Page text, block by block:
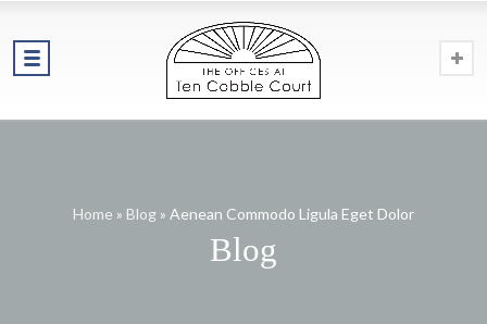
Home » Blog » Aenean Commodo Ligula Eget Dolor
Blog